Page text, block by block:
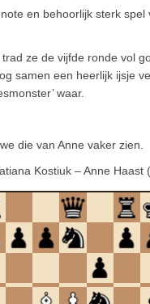
en behoorlijk sterk
ze de vijfde ronde vol
samen een heerlijk ijsje
waar.
die van Anne vaker zien.
Kostiuk – Anne Haast